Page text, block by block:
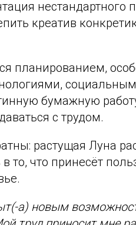
нестандартного
креатив
планированием,
бумажную
с трудом.
растущая Луна
в то, что принесёт
а) новым